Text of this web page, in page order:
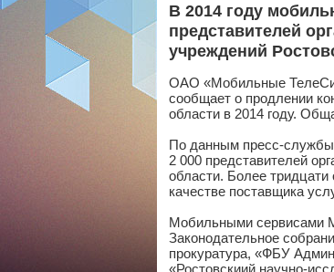
В 2014 году
представителей
учреждений
ОАО «Мобильные
сообщает о продлении
области в 2014 году.
По данным пресс-
2 000 представителей
области. Более тридцати
качестве поставщика
Мобильными сервисами
Законодательное
прокуратура, «ФБУ
«Ростовскиий научно-